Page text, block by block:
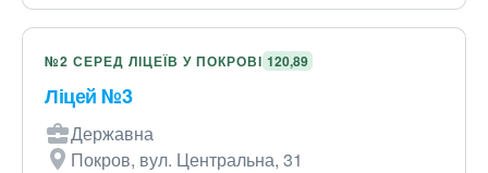
№2 СЕРЕД ЛІЦЕЇВ У ПОКРОВІ 120,89
Ліцей №3
Державна
Покров, вул. Центральна, 31